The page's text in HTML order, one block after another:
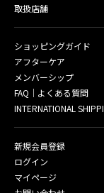
取扱店舗
ショッピングガイド
アフターケア
メンバーシップ
FAQ｜よくある質問
INTERNATIONAL
新規会員登録
ログイン
マイページ